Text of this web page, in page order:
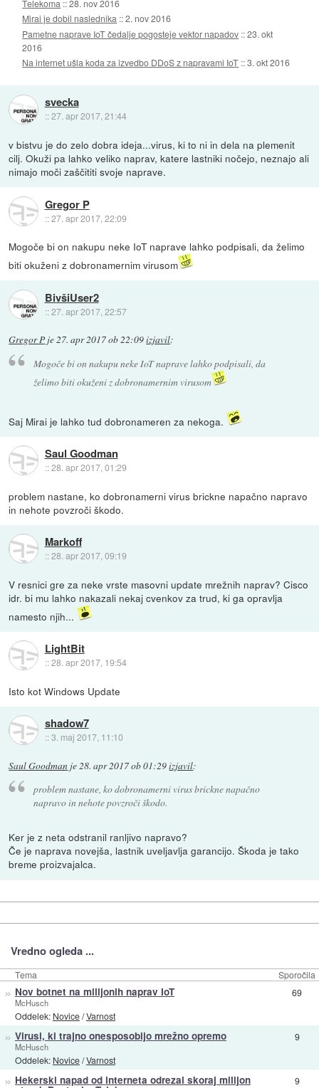
Telekoma ::28. nov 2016
Mirai je dobil naslednika ::2. nov 2016
Pametne naprave IoT čedalje pogosteje vektor napadov ::23. okt
2016
Na internet ušla koda za izvedbo DDoS z napravami IoT ::3. okt 2016
svecka
::27. apr 2017, 21:44
v bistvu je do zelo dobra ideja...virus, ki to ni in dela na plemenit
cilj. Okuži pa lahko veliko naprav, katere lastniki nočejo, neznajo ali
nimajo moči zaščititi svoje naprave.
Gregor P
::27. apr 2017, 22:09
Mogoče bi on nakupu neke IoT naprave lahko podpisali, da želimo
biti okuženi z dobronamernim virusom
BivšiUser2
::27. apr 2017, 22:57
Gregor P je27. apr 2017 ob 22:09izjavil:
Mogoče bi on nakupu neke IoT naprave lahko podpisali, da
želimo biti okuženi z dobronamernim virusom
Saj Mirai je lahko tud dobronameren za nekoga.
Saul Goodman
::28. apr 2017, 01:29
problem nastane, ko dobronamerni virus brickne napačno napravo
in nehote povzroči škodo.
Markoff
::28. apr 2017, 09:19
V resnici gre za neke vrste masovni update mrežnih naprav? Cisco
idr. bi mu lahko nakazali nekaj cvenkov za trud, ki ga opravlja
namesto njih...
LightBit
::28. apr 2017, 19:54
Isto kot Windows Update
shadow7
::3. maj 2017, 11:10
Saul Goodman je28. apr 2017 ob 01:29izjavil:
problem nastane, ko dobronamerni virus brickne napačno
napravo in nehote povzroči škodo.
Ker je z neta odstranil ranljivo napravo?
Če je naprava novejša, lastnik uveljavlja garancijo. Škoda je tako
breme proizvajalca.
Vredno ogleda ...
Tema Sporočila
» Nov botnet na milijonih naprav IoT
McHusch
Oddelek: Novice/Varnost
69
» Virusi, ki trajno onesposobijo mrežno opremo
McHusch
Oddelek: Novice/Varnost
9
» Hekerski napad od interneta odrezal skoraj milijon 9